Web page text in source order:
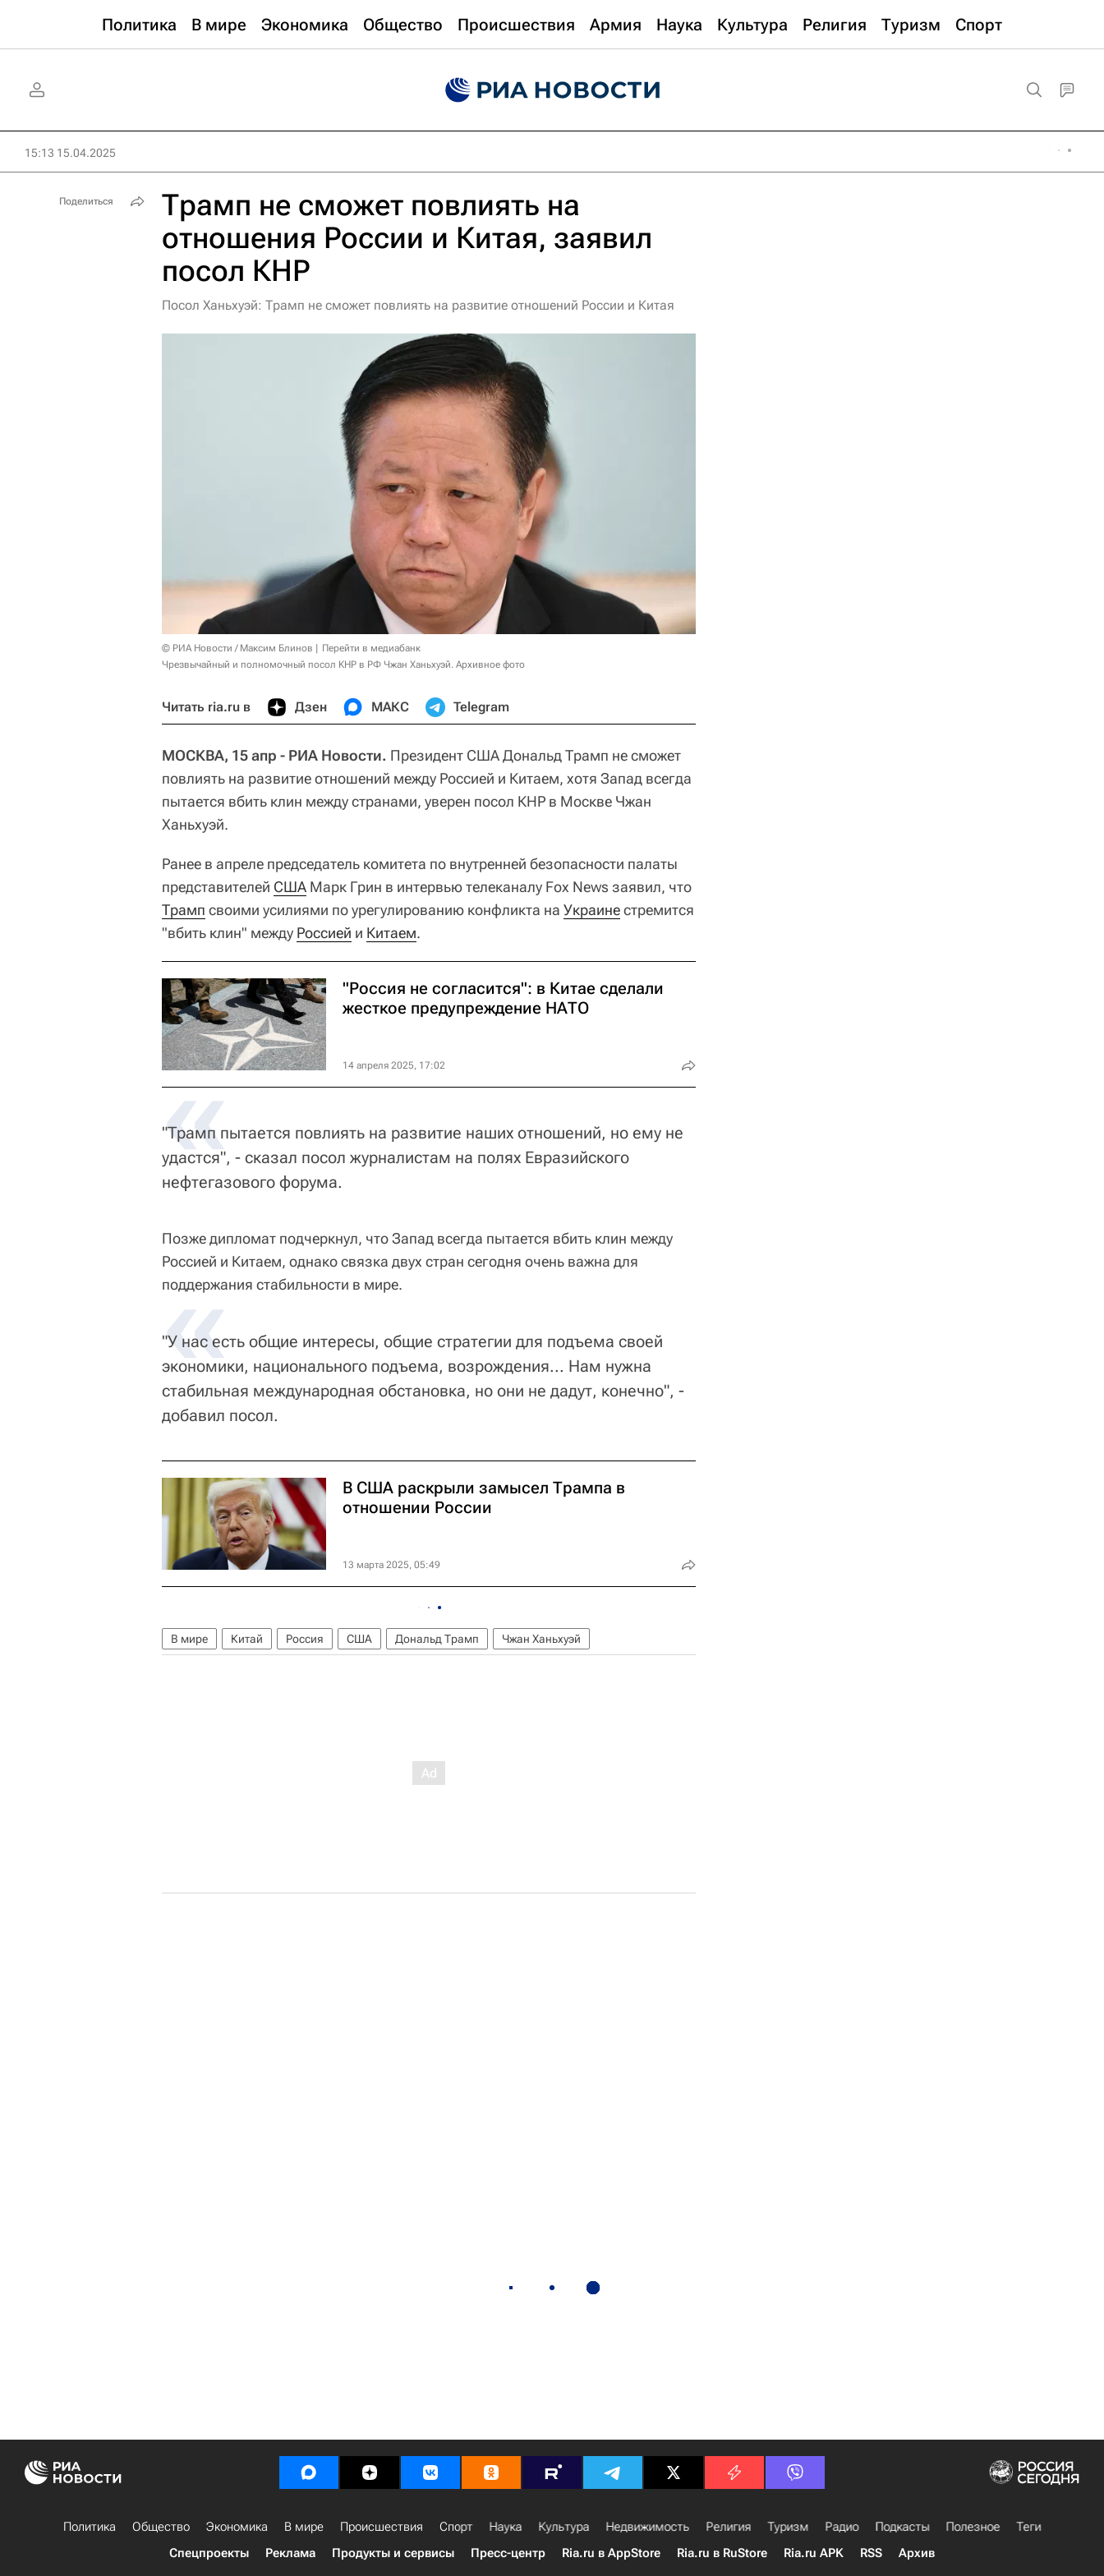
Политика В мире Экономика Общество Происшествия Армия Наука Культура Религия Туризм Спорт
15:13 15.04.2025
Трамп не сможет повлиять на
отношения России и Китая, заявил
посол КНР
Посол Ханьхуэй: Трамп не сможет повлиять на развитие отношений России и Китая
© РИА Новости / Максим Блинов
Перейти в медиабанк
Чрезвычайный и полномочный посол КНР в РФ Чжан Ханьхуэй. Архивное фото
Читать ria.ru в Дзен МАКС Telegram
МОСКВА, 15 апр - РИА Новости. Президент США Дональд Трамп не сможет
повлиять на развитие отношений между Россией и Китаем, хотя Запад всегда
пытается вбить клин между странами, уверен посол КНР в Москве Чжан
Ханьхуэй.
Ранее в апреле председатель комитета по внутренней безопасности палаты
представителей США Марк Грин в интервью телеканалу Fox News заявил, что
Трамп своими усилиями по урегулированию конфликта на Украинестремится
"вбить клин" между Россией и Китаем.
"Россия не согласится": в Китае сделали
жесткое предупреждение НАТО
14 апреля 2025, 17:02
«
"Трамп пытается повлиять на развитие наших отношений, но ему не
удастся", - сказал посол журналистам на полях Евразийского
нефтегазового форума.
Позже дипломат подчеркнул, что Запад всегда пытается вбить клин между
Россией и Китаем, однако связка двух стран сегодня очень важна для
поддержания стабильности в мире.
«
"У нас есть общие интересы, общие стратегии для подъема своей
экономики, национального подъема, возрождения... Нам нужна
стабильная международная обстановка, но они не дадут, конечно", -
добавил посол.
В США раскрыли замысел Трампа в
отношении России
13 марта 2025, 05:49
В мире Китай Россия США Дональд Трамп Чжан Ханьхуэй
Поделиться
Политика Общество Экономика В мире Происшествия Спорт Наука Культура Недвижимость Религия Туризм Радио Подкасты Полезное
Теги
Спецпроекты
Реклама Продукты и сервисы Пресс-центр Ria.ru в AppStore Ria.ru в RuStore Ria.ru APK RSS Архив